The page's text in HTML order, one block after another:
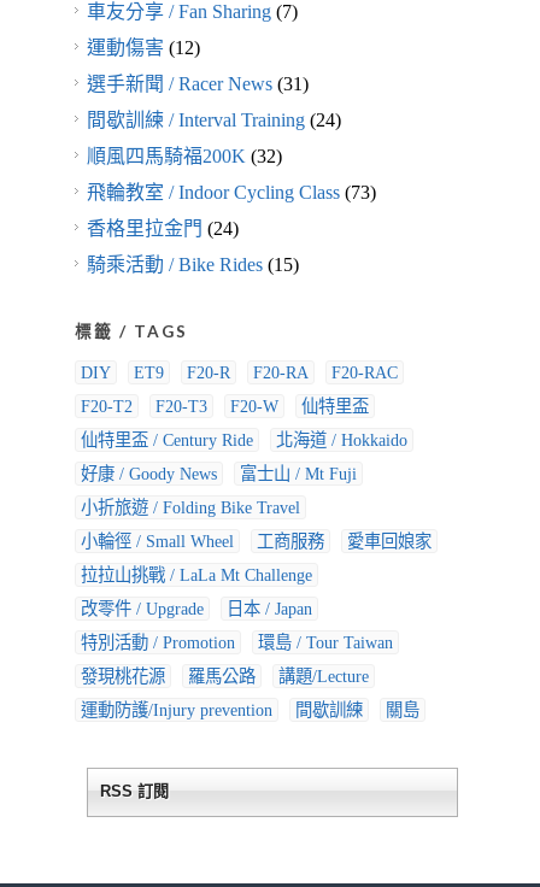
車友分享 / Fan Sharing(7)
運動傷害(12)
選手新聞 / Racer News(31)
間歇訓練 / Interval Training(24)
順風四馬騎福200K(32)
飛輪教室 / Indoor Cycling Class(73)
香格里拉金門 (24)
騎乘活動 / Bike Rides(15)
標籤 / TAGS
DIY ET9 F20-R F20-RA
F20-RAC
F20-T2
F20-T3 F20-W
仙特里盃
仙特里盃 / Century Ride
北海道 / Hokkaido
好康 / Goody News
富士山 / Mt Fuji
小折旅遊 / Folding Bike Travel
小輪徑 / Small Wheel
工商服務
愛車回娘家
拉拉山挑戰 / LaLa Mt Challenge
改零件 / Upgrade
日本 / Japan
特別活動 / Promotion
環島 / Tour Taiwan
發現桃花源
羅馬公路
講題/Lecture
運動防護/Injury prevention
間歇訓練 關島
RSS 訂閱